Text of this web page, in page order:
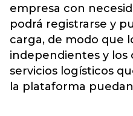
empresa con
podrá registrarse y
carga, de modo que
independientes y los
servicios logísticos
la plataforma